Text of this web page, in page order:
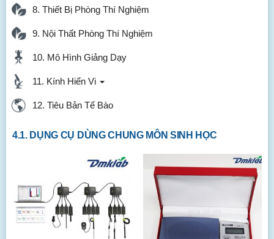
8. Thiết Bị Phòng Thí Nghiệm
9. Nội Thất Phòng Thí Nghiệm
10. Mô Hình Giảng Dạy
11. Kính Hiển Vi
12. Tiêu Bản Tế Bào
4.1. DỤNG CỤ DÙNG CHUNG MÔN SINH HỌC